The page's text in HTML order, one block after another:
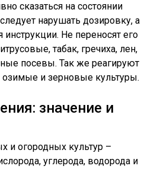
сказаться на состоянии
нарушать дозировку, а
инструкции. Не переносят его
табак, гречиха, лен,
посевы. Так же реагируют
озимые и зерновые культуры.
значение и
и огородных культур –
углерода, водорода и